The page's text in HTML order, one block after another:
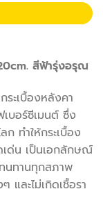
สีฟ้ารุ่งอรุณ
ะเบื้องหลังคา
บอร์ซีเมนต์ ซึ่ง
ทำให้กระเบื้อง
ด่น เป็นเอกลักษณ์
ทนทานทุกสภาพ
และไม่เกิดเชื้อรา